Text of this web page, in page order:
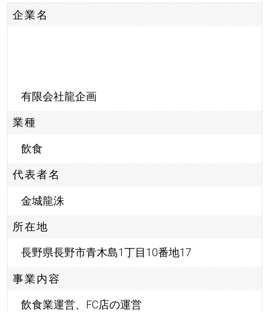
企業名
有限会社龍企画
業種
飲食
代表者名
金城龍洙
所在地
長野県長野市青木島1丁目10番地17
事業内容
飲食業運営、FC店の運営